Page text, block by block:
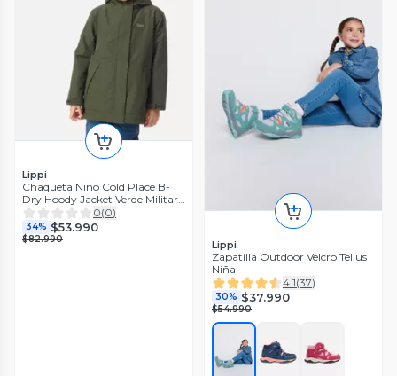
Lippi
Chaqueta Niño Cold Place B-
Dry Hoody Jacket Verde Militar
Lippi I26
0(0)
34% $53.990
$82.990 Lippi
Zapatilla Outdoor Velcro Tellus
Niña
4.1(37)
30% $37.990
$54.990